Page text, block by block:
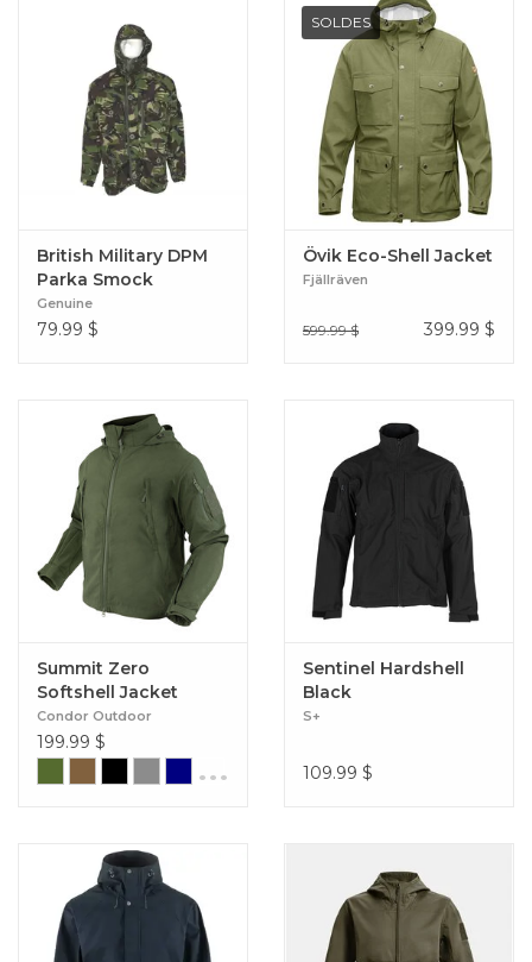
British Military DPM
Parka Smock
Genuine
79.99 $
SOLDES
Övik Eco-Shell Jacket
Fjällräven
599.99 $ 399.99 $
Summit Zero
Softshell Jacket
Condor Outdoor
199.99 $
...
Sentinel Hardshell
Black
S+
109.99 $